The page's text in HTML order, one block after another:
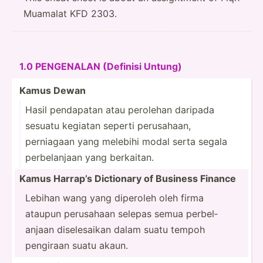
Muamalat KFD 2303.
1.0 PENGENALAN (Definisi Untung)
Kamus Dewan
Hasil pendapatan atau perolehan daripada
sesuatu kegiatan seperti perusa­haan,
perniagaan yang melebihi modal serta segala
perbel­anjaan yang berkaitan.
Kamus Harrap’s Dictionary of Business Finance
Lebihan wang yang diperoleh oleh firma
ataupun perusahaan selepas semua perbel­
anjaan disele­saikan dalam suatu tempoh
pengiraan suatu akaun.